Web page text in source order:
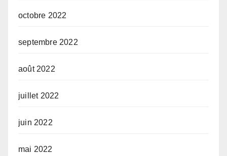
octobre 2022
septembre 2022
août 2022
juillet 2022
juin 2022
mai 2022